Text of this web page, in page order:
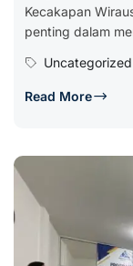
Kecakapan
penting dalam
Uncategorized
Read More